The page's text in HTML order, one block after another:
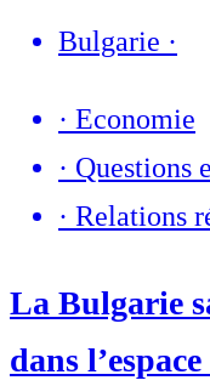
Bulgarie ·
· Economie
· Questions
· Relations
La Bulgarie
dans